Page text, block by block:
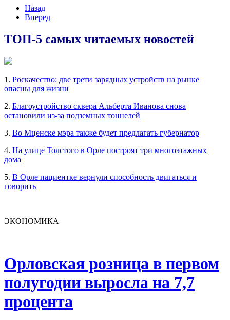
Назад
Вперед
ТОП-5 самых читаемых новостей
1. Роскачество: две трети зарядных устройств на рынке
опасны для жизни
2. Благоустройство сквера Альберта Иванова снова
остановили из-за подземных тоннелей
3. Во Мценске мэра также будет предлагать губернатор
4. На улице Толстого в Орле построят три многоэтажных
дома
5. В Орле пациентке вернули способность двигаться и
говорить
ЭКОНОМИКА
Орловская розница в первом
полугодии выросла на 7,7
процента